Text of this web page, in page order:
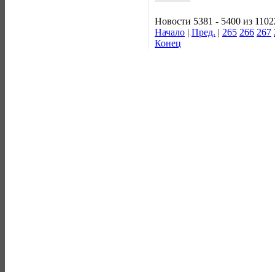
Новости 5381 - 5400 из
Начало | Пред. | 265 266 267
Конец